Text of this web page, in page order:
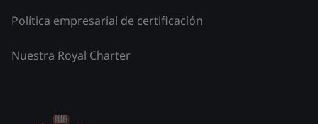
Política empresarial de certificación
Nuestra Royal Charter